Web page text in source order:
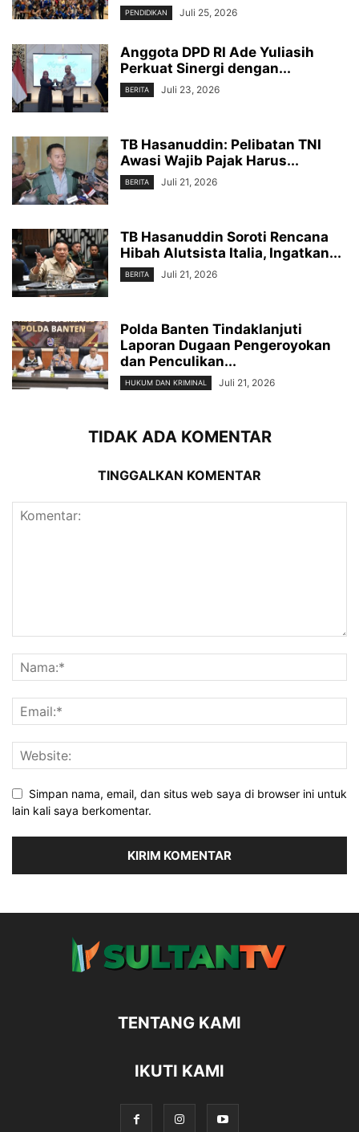
PENDIDIKAN Juli 25, 2026
Anggota DPD RI Ade Yuliasih
Perkuat Sinergi dengan...
BERITA Juli 23, 2026
TB Hasanuddin: Pelibatan TNI
Awasi Wajib Pajak Harus...
BERITA Juli 21, 2026
TB Hasanuddin Soroti Rencana
Hibah Alutsista Italia, Ingatkan...
BERITA Juli 21, 2026
Polda Banten Tindaklanjuti
Laporan Dugaan Pengeroyokan
dan Penculikan...
HUKUM DAN KRIMINAL Juli 21, 2026
TIDAK ADA KOMENTAR
TINGGALKAN KOMENTAR
Simpan nama, email, dan situs web saya di browser ini untuk
lain kali saya berkomentar.
TENTANG KAMI
IKUTI KAMI